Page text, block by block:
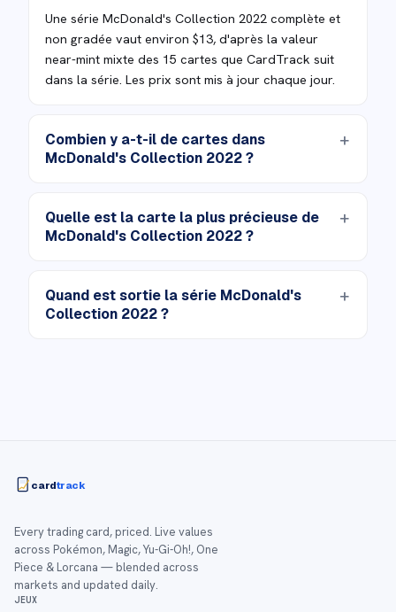
Une série McDonald's Collection 2022 complète et
non gradée vaut environ $13, d'après la valeur
near-mint mixte des 15 cartes que CardTrack suit
dans la série. Les prix sont mis à jour chaque jour.
Combien y a-t-il de cartes dans
McDonald's Collection 2022 ?
Quelle est la carte la plus précieuse de
McDonald's Collection 2022 ?
Quand est sortie la série McDonald's
Collection 2022 ?
cardtrack
Every trading card, priced. Live values
across Pokémon, Magic, Yu-Gi-Oh!, One
Piece & Lorcana — blended across
markets and updated daily.
JEUX